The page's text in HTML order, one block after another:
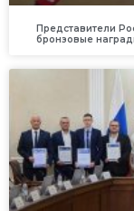
Представители
бронзовые